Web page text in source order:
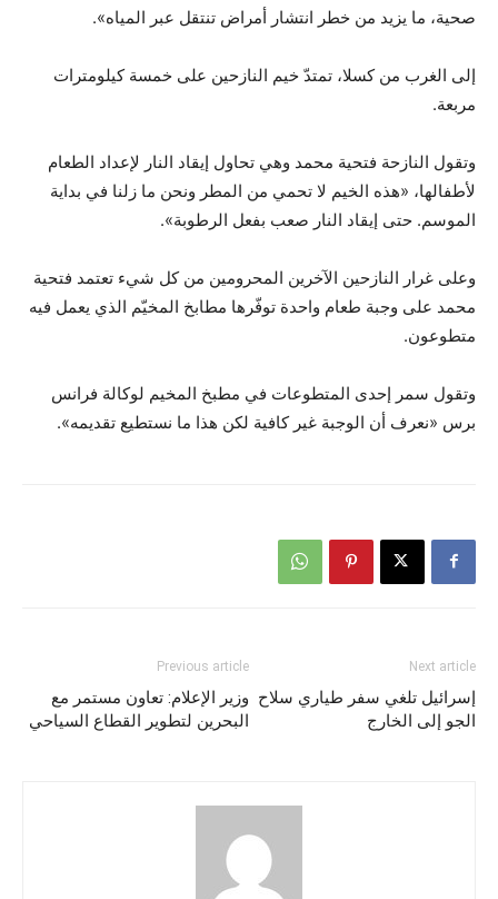
صحية، ما يزيد من خطر انتشار أمراض تنتقل عبر المياه».
إلى الغرب من كسلا، تمتدّ خيم النازحين على خمسة كيلومترات
مربعة.
وتقول النازحة فتحية محمد وهي تحاول إيقاد النار لإعداد الطعام
لأطفالها، «هذه الخيم لا تحمي من المطر ونحن ما زلنا في بداية
الموسم. حتى إيقاد النار صعب بفعل الرطوبة».
وعلى غرار النازحين الآخرين المحرومين من كل شيء تعتمد فتحية
محمد على وجبة طعام واحدة توفّرها مطابخ المخيّم الذي يعمل فيه
متطوعون.
وتقول سمر إحدى المتطوعات في مطبخ المخيم لوكالة فرانس
برس «نعرف أن الوجبة غير كافية لكن هذا ما نستطيع تقديمه».
Previous article
وزير الإعلام: تعاون مستمر مع
البحرين لتطوير القطاع السياحي
Next article
إسرائيل تلغي سفر طياري سلاح
الجو إلى الخارج